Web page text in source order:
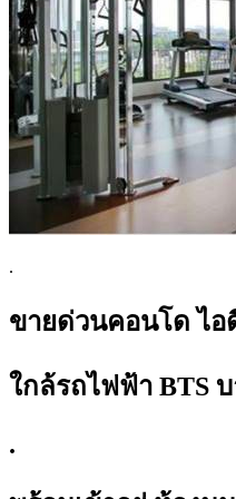
.
ขายด่วนคอนโด ไอ
ใกล้รถไฟฟ้า BTS
.